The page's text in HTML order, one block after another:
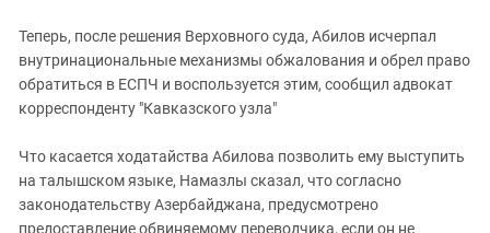
Теперь, после решения Верховного суда, Абилов исчерпал
внутринациональные механизмы обжалования и обрел право
обратиться в ЕСПЧ и воспользуется этим, сообщил адвокат
корреспонденту "Кавказского узла"
Что касается ходатайства Абилова позволить ему выступить
на талышском языке, Намазлы сказал, что согласно
законодательству Азербайджана, предусмотрено
предоставление обвиняемому переводчика, если он не